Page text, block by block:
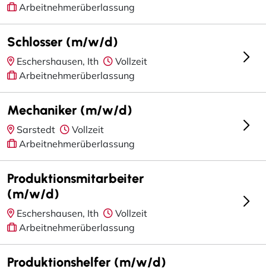
Arbeitnehmerüberlassung
Schlosser (m/w/d)
Eschershausen, Ith
Vollzeit
Arbeitnehmerüberlassung
Mechaniker (m/w/d)
Sarstedt
Vollzeit
Arbeitnehmerüberlassung
Produktionsmitarbeiter
(m/w/d)
Eschershausen, Ith
Vollzeit
Arbeitnehmerüberlassung
Produktionshelfer (m/w/d)